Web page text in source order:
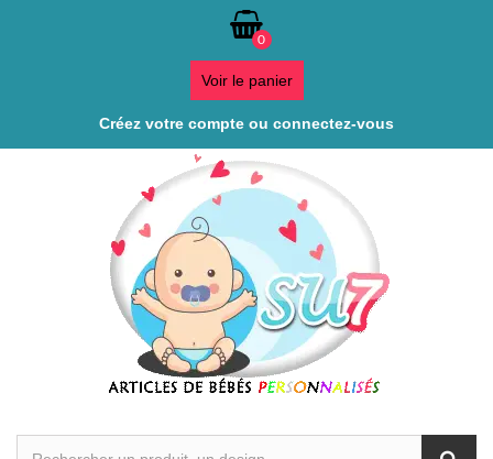
0
Voir le panier
Créez votre compte ou connectez-vous